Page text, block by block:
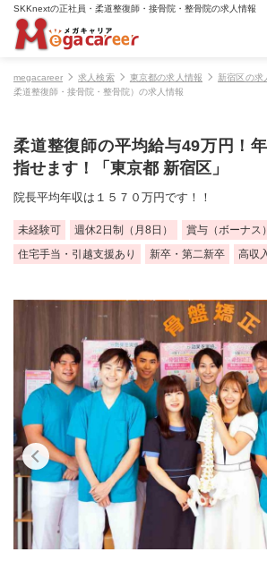
SKKnextの正社員・柔道整復師・接骨院・整骨院の求人情報
megacareer 求人検索 東京都の求人情報 新宿区の求
柔道整復師・接骨院・整骨院）の求人情報
柔道整復師の平均給与49万円！
指せます！「東京都 新宿区」
院長平均年収は１５７０万円です！！
未経験可 週休2日制（月8日） 賞与（ボーナス
住宅手当・引越支援あり
新卒・第二新卒 高収